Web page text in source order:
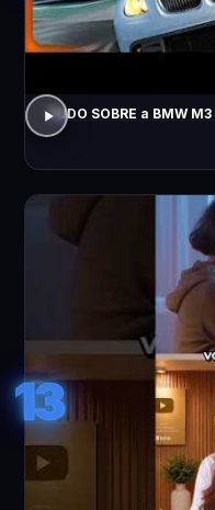
TUDO SOBRE a BMW
13